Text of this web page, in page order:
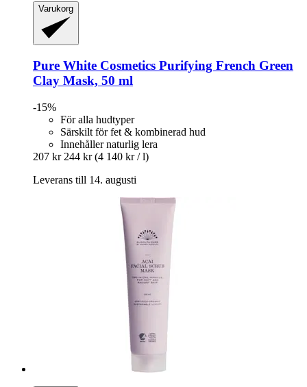
Varukorg
Pure White Cosmetics Purifying French Green
Clay Mask, 50 ml
-15%
För alla hudtyper
Särskilt för fet & kombinerad hud
Innehåller naturlig lera
207 kr 244 kr (4 140 kr / l)
Leverans till 14. augusti